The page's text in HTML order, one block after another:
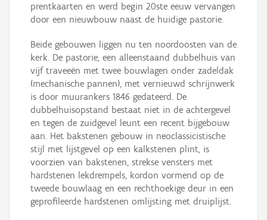
prentkaarten en werd begin 20ste eeuw vervangen
door een nieuwbouw naast de huidige pastorie.
Beide gebouwen liggen nu ten noordoosten van de
kerk. De pastorie, een alleenstaand dubbelhuis van
vijf traveeën met twee bouwlagen onder zadeldak
(mechanische pannen), met vernieuwd schrijnwerk
is door muurankers 1846 gedateerd. De
dubbelhuisopstand bestaat niet in de achtergevel
en tegen de zuidgevel leunt een recent bijgebouw
aan. Het bakstenen gebouw in neoclassicistische
stijl met lijstgevel op een kalkstenen plint, is
voorzien van bakstenen, strekse vensters met
hardstenen lekdrempels, kordon vormend op de
tweede bouwlaag en een rechthoekige deur in een
geprofileerde hardstenen omlijsting met druiplijst.